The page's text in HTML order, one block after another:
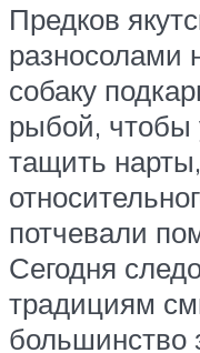
Предков
разносолами
собаку
рыбой,
тащить
потчевали
Сегодня
традициям
большинство